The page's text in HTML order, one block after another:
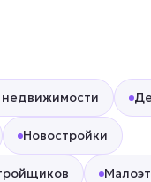
Новостройки